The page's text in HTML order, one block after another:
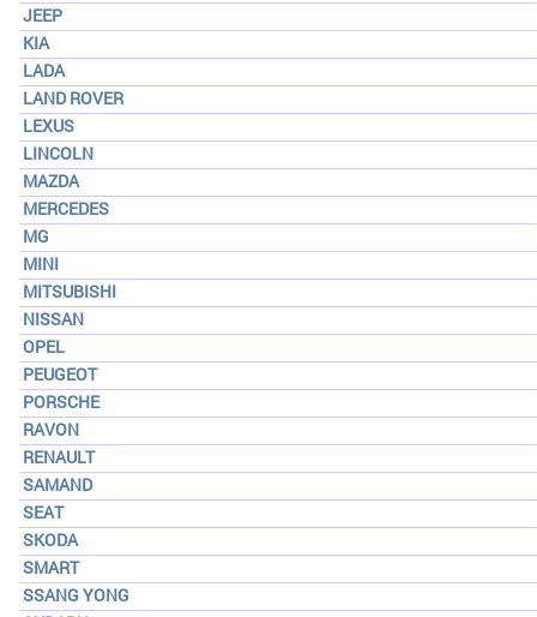
JEEP
KIA
LADA
LAND ROVER
LEXUS
LINCOLN
MAZDA
MERCEDES
MG
MINI
MITSUBISHI
NISSAN
OPEL
PEUGEOT
PORSCHE
RAVON
RENAULT
SAMAND
SEAT
SKODA
SMART
SSANG YONG